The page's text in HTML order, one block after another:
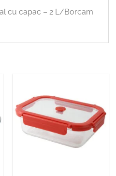
cu capac – 2 L/Borcam